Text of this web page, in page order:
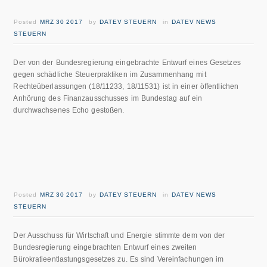
PostedMRZ 30 2017 byDATEV STEUERN inDATEV NEWS
STEUERN
Der von der Bundesregierung eingebrachte Entwurf eines Gesetzes
gegen schädliche Steuerpraktiken im Zusammenhang mit
Rechteüberlassungen (18/11233, 18/11531) ist in einer öffentlichen
Anhörung des Finanzausschusses im Bundestag auf ein
durchwachsenes Echo gestoßen.
PostedMRZ 30 2017 byDATEV STEUERN inDATEV NEWS
STEUERN
Der Ausschuss für Wirtschaft und Energie stimmte dem von der
Bundesregierung eingebrachten Entwurf eines zweiten
Bürokratieentlastungsgesetzes zu. Es sind Vereinfachungen im